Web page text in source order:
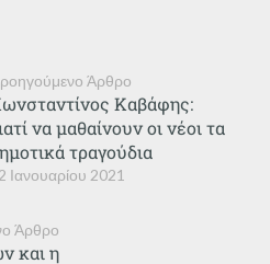
Άρθρο
Ιανουαρίου 2021
Καβάφης:
να μαθαίνουν οι νέοι τα
τραγούδια
Άρθρο
και η